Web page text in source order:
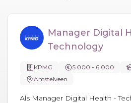
Manager Digital
Technology
KPMG 5.000 - 6.000
Amstelveen
Als Manager Digital Health -